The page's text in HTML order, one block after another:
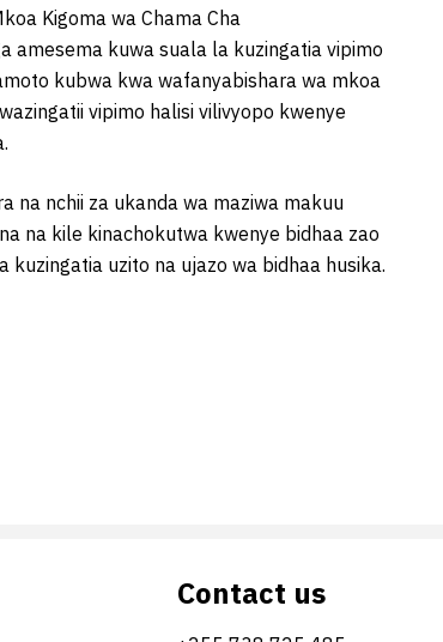
Kigoma wa Chama Cha
amesema kuwa suala la kuzingatia vipimo
kubwa kwa wafanyabishara wa mkoa
vipimo halisi vilivyopo kwenye
na nchii za ukanda wa maziwa makuu
na kile kinachokutwa kwenye bidhaa zao
uzito na ujazo wa bidhaa husika.
Contact us